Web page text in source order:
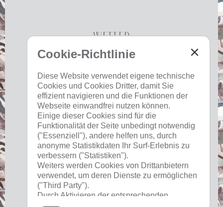
Cookie-Richtlinie
Diese Website verwendet eigene technische
Cookies und Cookies Dritter, damit Sie
effizient navigieren und die Funktionen der
Webseite einwandfrei nutzen können.
Einige dieser Cookies sind für die
Funktionalität der Seite unbedingt notwendig
("Essenziell"), andere helfen uns, durch
anonyme Statistikdaten Ihr Surf-Erlebnis zu
verbessern ("Statistiken").
Weiters werden Cookies von Drittanbietern
verwendet, um deren Dienste zu ermöglichen
("Third Party").
Durch Aktivieren der entsprechenden
Schaltflächen entscheiden Sie selbst, welche
Wetter
Heute Morgen
©Landeswetterdienst
22 °C 34 °C 19 °C 34 °C 19 °C 35 °C
Nützliches
Impressum
Datenschutz